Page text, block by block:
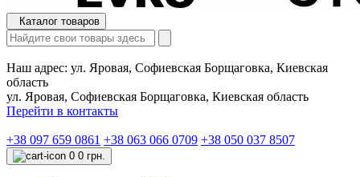
Каталог товаров
Наш адрес: ул. Яровая, Софиевская Борщаговка, Киевская
область
ул. Яровая, Софиевская Борщаговка, Киевская область
Перейти в контакты
+38 097 659 0861 +38 063 066 0709 +38 050 037 8507
0 0 грн.